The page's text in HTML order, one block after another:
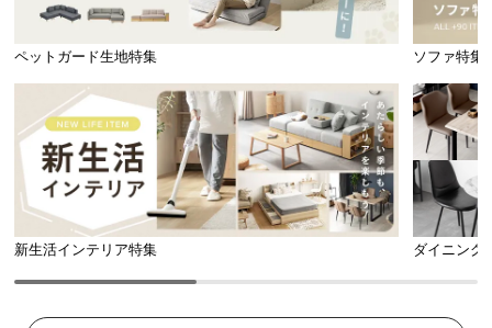
ペットガード生地特集 ソファ特集
新生活インテリア特集 ダイニング